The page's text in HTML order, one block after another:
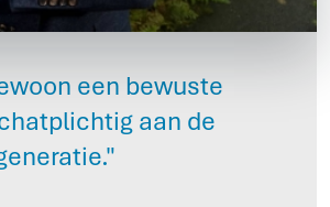
een bewuste
aan de